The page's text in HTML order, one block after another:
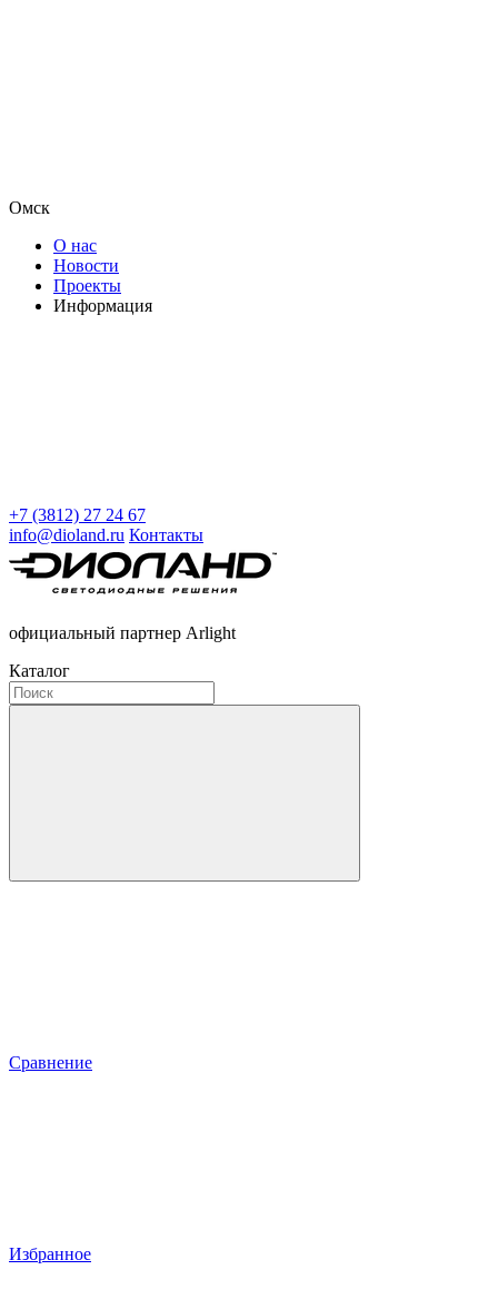
Омск
О нас
Новости
Проекты
Информация
+7 (3812) 27 24 67
info@dioland.ru Контакты
официальный партнер Arlight
Каталог
Сравнение
Избранное